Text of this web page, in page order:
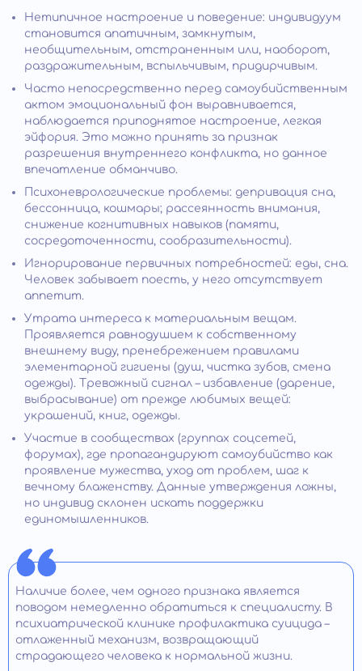
Нетипичное настроение и поведение: индивидуум
становится апатичным, замкнутым,
необщительным, отстраненным или, наоборот,
раздражительным, вспыльчивым, придирчивым.
Часто непосредственно перед самоубийственным
актом эмоциональный фон выравнивается,
наблюдается приподнятое настроение, легкая
эйфория. Это можно принять за признак
разрешения внутреннего конфликта, но данное
впечатление обманчиво.
Психоневрологические проблемы: депривация сна,
бессонница, кошмары; рассеянность внимания,
снижение когнитивных навыков (памяти,
сосредоточенности, сообразительности).
Игнорирование первичных потребностей: еды, сна.
Человек забывает поесть, у него отсутствует
аппетит.
Утрата интереса к материальным вещам.
Проявляется равнодушием к собственному
внешнему виду, пренебрежением правилами
элементарной гигиены (душ, чистка зубов, смена
одежды). Тревожный сигнал – избавление (дарение,
выбрасывание) от прежде любимых вещей:
украшений, книг, одежды.
Участие в сообществах (группах соцсетей,
форумах), где пропагандируют самоубийство как
проявление мужества, уход от проблем, шаг к
вечному блаженству. Данные утверждения ложны,
но индивид склонен искать поддержки
единомышленников.
Наличие более, чем одного признака является
поводом немедленно обратиться к специалисту. В
психиатрической клинике профилактика суицида –
отлаженный механизм, возвращающий
страдающего человека к нормальной жизни.